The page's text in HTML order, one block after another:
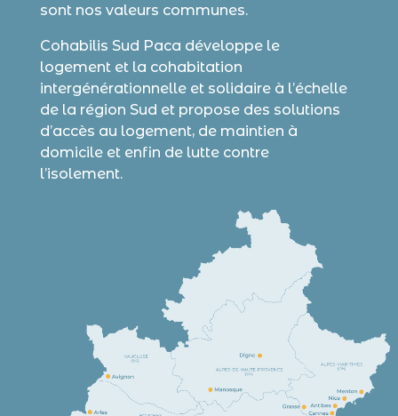
sont nos valeurs communes.
Cohabilis Sud Paca développe le
logement et la cohabitation
intergénérationnelle et solidaire à l’échelle
de la région Sud et propose des solutions
d’accès au logement, de maintien à
domicile et enfin de lutte contre
l’isolement.